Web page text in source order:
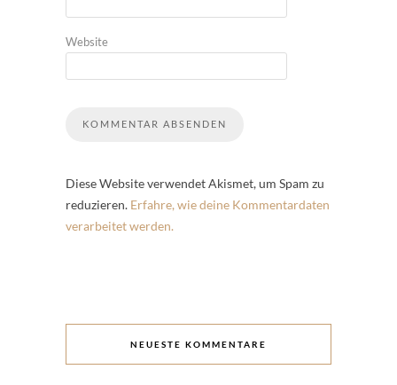
Website
Diese Website verwendet Akismet, um Spam zu
reduzieren. Erfahre, wie deine Kommentardaten
verarbeitet werden.
NEUESTE KOMMENTARE